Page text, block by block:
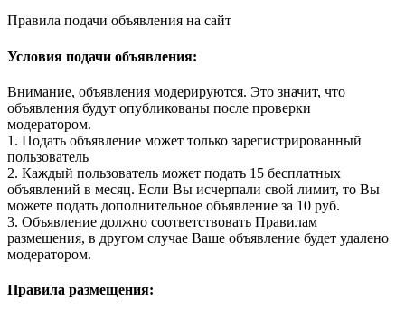
Правила подачи объявления на сайт
Условия подачи объявления:
Внимание, объявления модерируются. Это значит, что
объявления будут опубликованы после проверки
модератором.
1. Подать объявление может только зарегистрированный
пользователь
2. Каждый пользователь может подать 15 бесплатных
объявлений в месяц. Если Вы исчерпали свой лимит, то Вы
можете подать дополнительное объявление за 10 руб.
3. Объявление должно соответствовать Правилам
размещения, в другом случае Ваше объявление будет удалено
модератором.
Правила размещения: